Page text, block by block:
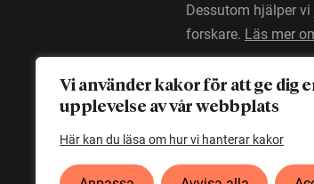
Vi använder kakor för att ge dig
upplevelse av vår webbplats
Här kan du läsa om hur vi hanterar kakor
Dessutom hjälper
forskare. Läs mer